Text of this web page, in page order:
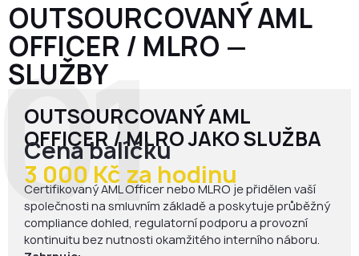
OUTSOURCOVANÝ AML
OFFICER / MLRO —
SLUŽBY
OUTSOURCOVANÝ AML
OFFICER / MLRO JAKO SLUŽBA
Cena balíčku
3 000 Kč za hodinu
Certifikovaný AML Officer nebo MLRO je přidělen vaší
společnosti na smluvním základě a poskytuje průběžný
compliance dohled, regulatorní podporu a provozní
kontinuitu bez nutnosti okamžitého interního náboru.